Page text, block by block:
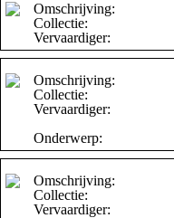
Omschrijving:
Collectie:
Vervaardiger:
Omschrijving:
Collectie:
Vervaardiger:
Onderwerp:
Omschrijving:
Collectie:
Vervaardiger: